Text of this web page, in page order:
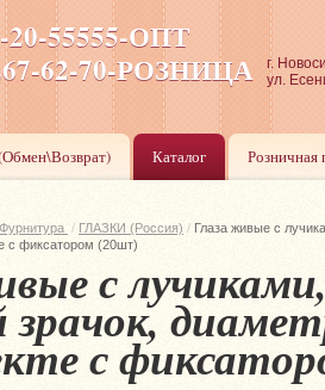
20-55555-ОПТ
62-70-РОЗНИЦА
ВС 9-17
г.
ул.
Каталог Розничная
Фурнитура / ГЛАЗКИ (Россия) / Глаза живые с
с фиксатором (20шт)
с лучиками,
с